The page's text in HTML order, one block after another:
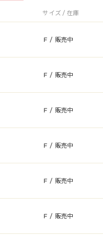
サイズ / 在庫
F / 販売中
F / 販売中
F / 販売中
F / 販売中
F / 販売中
F / 販売中